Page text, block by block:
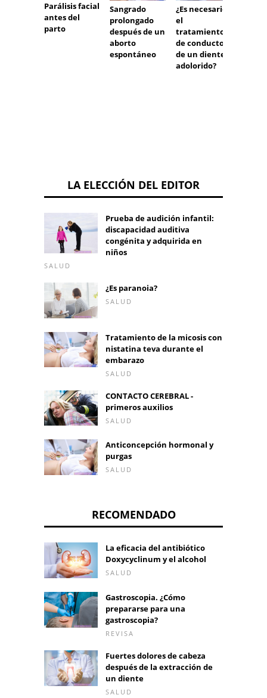
Parálisis facial
antes del
parto
Sangrado
prolongado
después de un
aborto
espontáneo
¿Es necesario
el
tratamiento
de conducto
de un diente
adolorido?
LA ELECCIÓN DEL EDITOR
Prueba de audición infantil:
discapacidad auditiva
congénita y adquirida en
niños
SALUD
¿Es paranoia?
SALUD
Tratamiento de la micosis con
nistatina teva durante el
embarazo
SALUD
CONTACTO CEREBRAL -
primeros auxilios
SALUD
Anticoncepción hormonal y
purgas
SALUD
RECOMENDADO
La eficacia del antibiótico
Doxycyclinum y el alcohol
SALUD
Gastroscopia. ¿Cómo
prepararse para una
gastroscopia?
REVISA
Fuertes dolores de cabeza
después de la extracción de
un diente
SALUD